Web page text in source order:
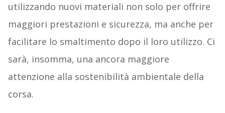
utilizzando nuovi materiali non solo per offrire
maggiori prestazioni e sicurezza, ma anche per
facilitare lo smaltimento dopo il loro utilizzo. Ci
sarà, insomma, una ancora maggiore
attenzione alla sostenibilità ambientale della
corsa.